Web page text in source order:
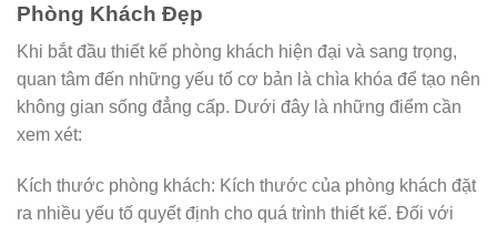
Phòng Khách Đẹp
Khi bắt đầu thiết kế phòng khách hiện đại và sang trọng,
quan tâm đến những yếu tố cơ bản là chìa khóa để tạo nên
không gian sống đẳng cấp. Dưới đây là những điểm cần
xem xét:
Kích thước phòng khách: Kích thước của phòng khách đặt
ra nhiều yếu tố quyết định cho quá trình thiết kế. Đối với